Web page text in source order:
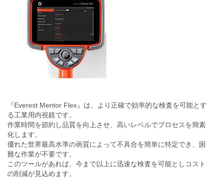
『Everest Mentor Flex』は、より正確で効率的な検査を可能とす
る工業用内視鏡です。
作業時間を節約し品質を向上させ、高いレベルでプロセスを簡素
化します。
優れた世界最高水準の画質によって不具合を簡単に特定でき、困
難な作業が不要です。
このツールがあれば、今まで以上に迅速な検査を可能としコスト
の削減が見込めます。